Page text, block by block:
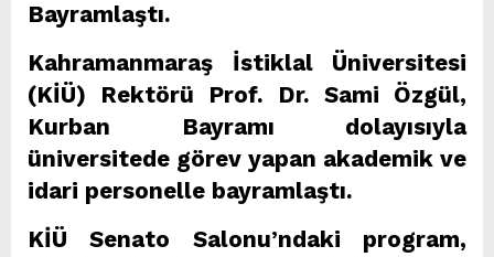
Bayramlaştı.
Kahramanmaraş İstiklal Üniversitesi
(KİÜ) Rektörü Prof. Dr. Sami Özgül,
Kurban Bayramı dolayısıyla
üniversitede görev yapan akademik ve
idari personelle bayramlaştı.
KİÜ Senato Salonu’ndaki program,